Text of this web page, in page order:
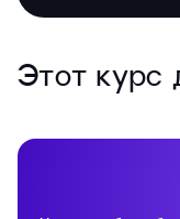
Этот курс